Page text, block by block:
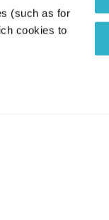
(such as for
cookies to